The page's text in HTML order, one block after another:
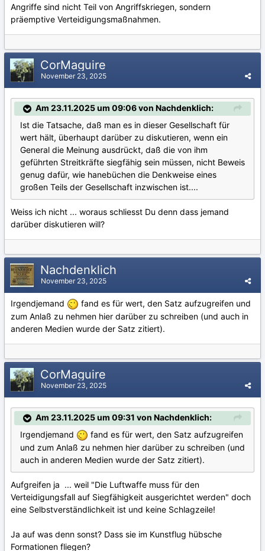
Angriffe sind nicht Teil von Angriffskriegen, sondern
präemptive Verteidigungsmaßnahmen.
CorMaguire
November 23, 2025
Am 23.11.2025 um 09:06 von Nachdenklich:
Ist die Tatsache, daß man es in dieser Gesellschaft für
wert hält, überhaupt darüber zu diskutieren, wenn ein
General die Meinung ausdrückt, daß die von ihm
geführten Streitkräfte siegfähig sein müssen, nicht Beweis
genug dafür, wie hanebüchen die Denkweise eines
großen Teils der Gesellschaft inzwischen ist....
Weiss ich nicht ... woraus schliesst Du denn dass jemand
darüber diskutieren will?
Nachdenklich
November 23, 2025
Irgendjemand
fand es für wert, den Satz aufzugreifen und
zum Anlaß zu nehmen hier darüber zu schreiben (und auch in
anderen Medien wurde der Satz zitiert).
CorMaguire
November 23, 2025
Am 23.11.2025 um 09:31 von Nachdenklich:
Irgendjemand
fand es für wert, den Satz aufzugreifen
und zum Anlaß zu nehmen hier darüber zu schreiben (und
auch in anderen Medien wurde der Satz zitiert).
Aufgreifen ja ... weil "Die Luftwaffe muss für den
Verteidigungsfall auf Siegfähigkeit ausgerichtet werden" doch
eine Selbstverständlichkeit ist und keine Schlagzeile!
Ja auf was denn sonst? Dass sie im Kunstflug hübsche
Formationen fliegen?